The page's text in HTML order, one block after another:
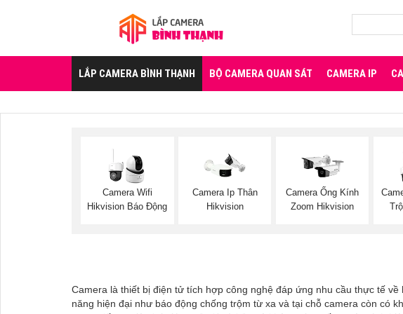
LẮP CAMERA BÌNH THẠNH BỘ CAMERA QUAN SÁT CAMERA IP
Camera Wifi
Hikvision Báo Động
Camera Ip Thân
Hikvision
Camera Ống Kính
Zoom Hikvision
Camera là thiết bị điện tử tích hợp công nghệ đáp ứng nhu cầu thực tế
năng hiện đại như báo động chống trộm từ xa và tại chỗ camera còn có